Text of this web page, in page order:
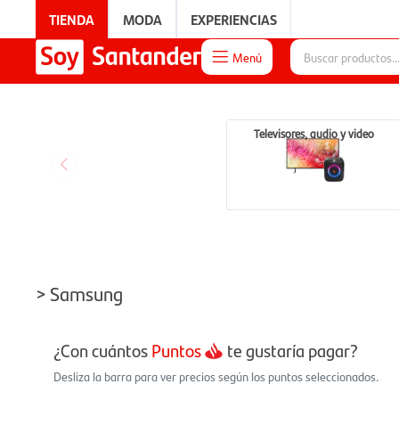
TIENDA MODA EXPERIENCIAS
 Menú
Televisores, audio y video
> Samsung
¿Con cuántosPuntos te gustaría pagar?
Desliza la barra para ver precios según los puntos seleccionados.